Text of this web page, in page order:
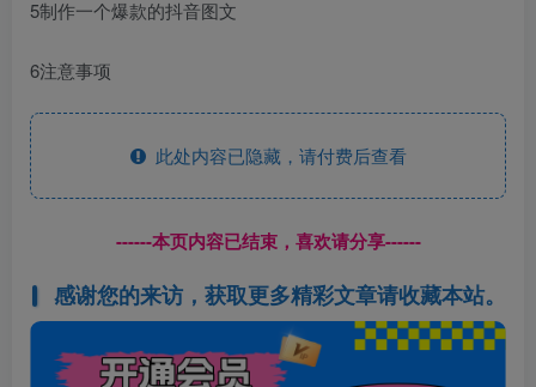
5制作一个爆款的抖音图文
6注意事项
此处内容已隐藏，请付费后查看
------本页内容已结束，喜欢请分享------
感谢您的来访，获取更多精彩文章请收藏本站。